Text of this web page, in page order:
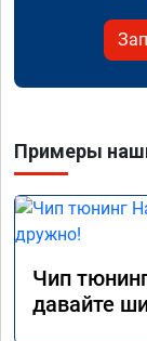
Примеры
Чип
давайте